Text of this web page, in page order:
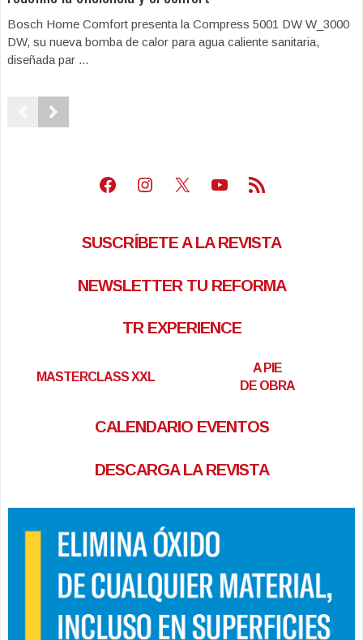
Bosch Home Comfort presenta la Compress 5001 DW W_3000
DW, su nueva bomba de calor para agua caliente sanitaria,
diseñada par ...
Facebook
Instagram
X Youtube
Feed RSS
SUSCRÍBETE A LA REVISTA
NEWSLETTER TU REFORMA
TR EXPERIENCE
MASTERCLASS XXL
A PIE
DE OBRA
CALENDARIO EVENTOS
DESCARGA LA REVISTA